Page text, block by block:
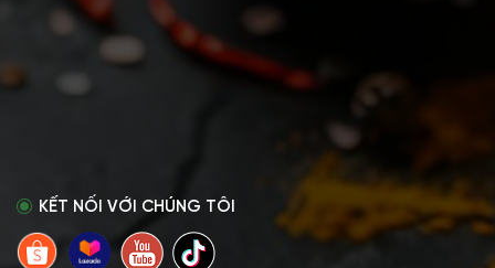
KẾT NỐI VỚI CHÚNG TÔI